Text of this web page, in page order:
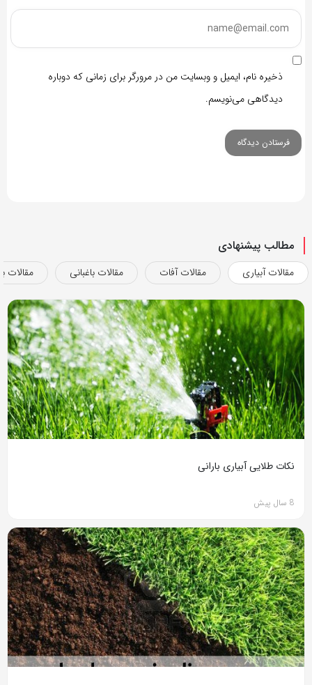
ذخیره نام، ایمیل و وبسایت من در مرورگر برای زمانی که دوباره
دیدگاهی می‌نویسم.
مطالب پیشنهادی
مقالات آبیاری مقالات آفات مقالات باغبانی مقالات
نکات طلایی آبیاری بارانی
8 سال پیش